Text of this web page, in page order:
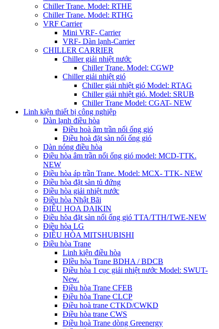
Chiller Trane. Model: RTHE
Chiller Trane. Model: RTHG
VRF Carrier
Mini VRF- Carrier
VRF- Dàn lạnh-Carrier
CHILLER CARRIER
Chiller giải nhiệt nước
Chiller Trane. Model: CGWP
Chiller giải nhiệt gió
Chiller giải nhiệt gió Model: RTAG
Chiller giải nhiệt gió. Model: SRUB
Chiller Trane Model: CGAT- NEW
Linh kiện thiết bị công nghiệp
Dàn lạnh điều hòa
Điều hoà âm trần nối ống gió
Điều hoà đặt sàn nối ống gió
Dàn nóng điều hòa
Điều hòa âm trần nối ống gió model: MCD-TTK.
NEW
Điều hòa áp trần Trane. Model: MCX- TTK- NEW
Điều hòa đặt sàn tủ đứng
Điều hòa giải nhiệt nước
Điều hòa Nhật Bãi
ĐIÊU HOA DAIKIN
Điều hòa đặt sàn nối ống gió TTA/TTH/TWE-NEW
Điều hòa LG
ĐIỀU HÒA MITSHUBISHI
Điều hòa Trane
Linh kiện điều hòa
ĐIều hòa Trane BDHA / BDCB
Điều hòa 1 cục giải nhiệt nước Model: SWUT-
New.
Điều hòa Trane CFEB
Điều hòa Trane CLCP
Điều hoà trane CTKD/CWKD
Điều hòa trane CWS
Điều hoà Trane dòng Greenergy